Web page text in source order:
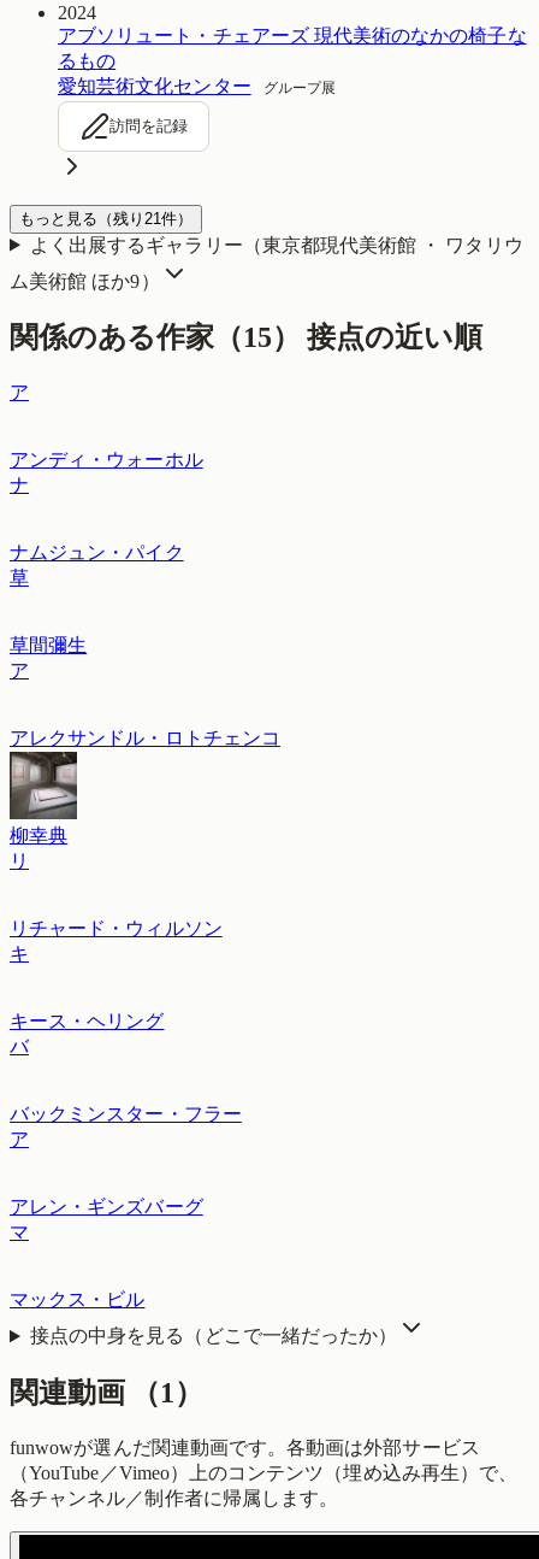
2024
アブソリュート・チェアーズ 現代美術のなかの椅子な
るもの
愛知芸術文化センター
グループ展
訪問を記録
もっと見る （残り 21件）
よく出展するギャラリー（東京都現代美術館 ・ ワタリウ
ム美術館 ほか9）
関係のある作家（15） 接点の近い順
ア
アンディ・ウォーホル
ナ
ナムジュン・パイク
草
草間彌生
ア
アレクサンドル・ロトチェンコ
柳幸典
リ
リチャード・ウィルソン
キ
キース・ヘリング
バ
バックミンスター・フラー
ア
アレン・ギンズバーグ
マ
マックス・ビル
接点の中身を見る（どこで一緒だったか）
関連動画 （1）
funwowが選んだ関連動画です。各動画は外部サービス
（YouTube／Vimeo）上のコンテンツ（埋め込み再生）で、
各チャンネル／制作者に帰属します。